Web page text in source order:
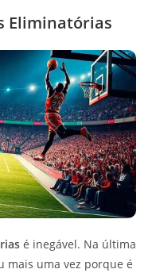
Eliminatórias
é inegável. Na última
mais uma vez porque é